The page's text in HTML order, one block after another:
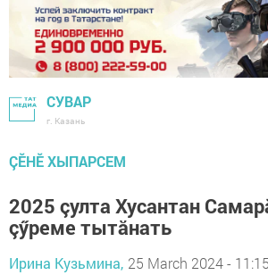
СУВАР
г. Казань
ÇӖНӖ ХЫПАРСЕМ
2025 çулта Хусантан
çӳреме тытăнать
Ирина Кузьмина, 25 March 2024 - 11:15